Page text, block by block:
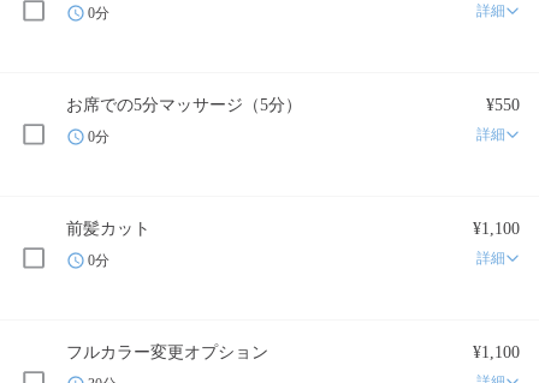
0分 詳細
お席での5分マッサージ（5分） ¥550
0分 詳細
前髪カット ¥1,100
0分 詳細
フルカラー変更オプション ¥1,100